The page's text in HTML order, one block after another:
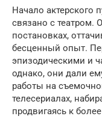
Начало актерского
связано с театром.
постановках,
бесценный опыт.
эпизодическими и
однако, они дали
работы на
телесериалах,
продвигаясь к